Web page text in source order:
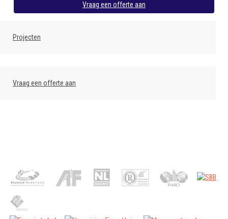
Vraag een offerte aan
Projecten
Vraag een offerte aan